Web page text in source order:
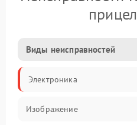
Виды неисправностей
Электроника
Изображение